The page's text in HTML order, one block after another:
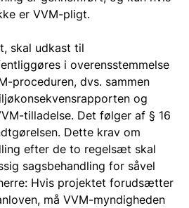
er VVM-pligt.
skal udkast til
i overensstemmelse
proceduren, dvs. sammen
og
tilladelse. Det følger af § 16
Dette krav om
efter de to regelsæt skal
sagsbehandling for såvel
Hvis projektet forudsætter
må VVM-myndigheden